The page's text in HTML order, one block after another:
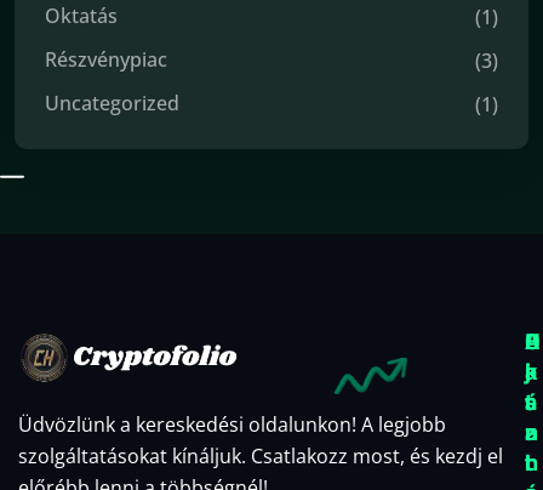
Oktatás
(1)
Részvénypiac
(3)
Uncategorized
(1)
Üdvözlünk a kereskedési oldalunkon! A legjobb
szolgáltatásokat kínáljuk. Csatlakozz most, és kezdj el
O
k
t
a
t
A
j
á
n
l
H
a
s
z
n